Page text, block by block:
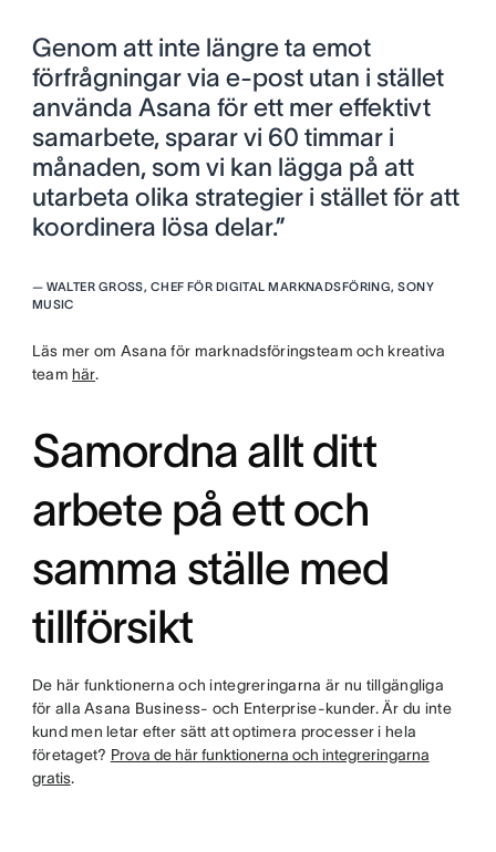
Genom att inte längre ta emot
förfrågningar via e-post utan i stället
använda Asana för ett mer effektivt
samarbete, sparar vi 60 timmar i
månaden, som vi kan lägga på att
utarbeta olika strategier i stället för att
koordinera lösa delar.”
— WALTER GROSS, CHEF FÖR DIGITAL MARKNADSFÖRING, SONY
MUSIC
Läs mer om Asana för marknadsföringsteam och kreativa
team här.
Samordna allt ditt
arbete på ett och
samma ställe med
tillförsikt
De här funktionerna och integreringarna är nu tillgängliga
för alla Asana Business- och Enterprise-kunder. Är du inte
kund men letar efter sätt att optimera processer i hela
företaget? Prova de här funktionerna och integreringarna
gratis.